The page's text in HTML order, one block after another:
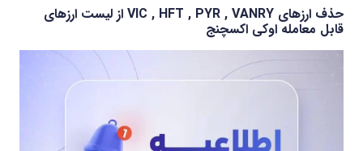
حذف ارزهای VIC , HFT , PYR , VANRY از لیست ارزهای
قابل معامله اوکی اکسچنج